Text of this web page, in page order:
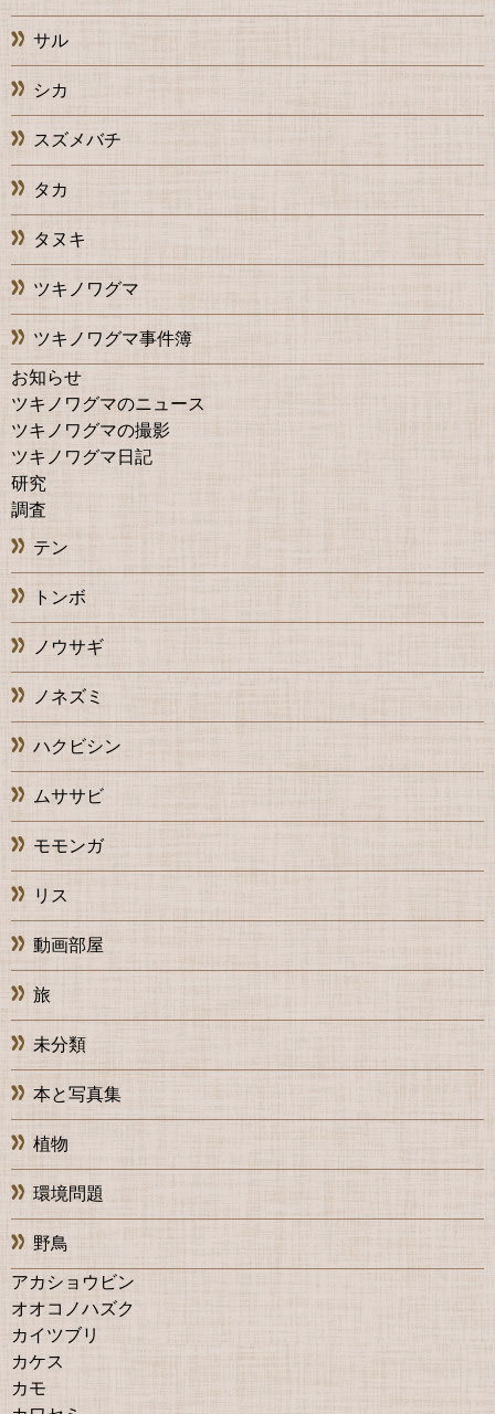
サル
シカ
スズメバチ
タカ
タヌキ
ツキノワグマ
ツキノワグマ事件簿
お知らせ
ツキノワグマのニュース
ツキノワグマの撮影
ツキノワグマ日記
研究
調査
テン
トンボ
ノウサギ
ノネズミ
ハクビシン
ムササビ
モモンガ
リス
動画部屋
旅
未分類
本と写真集
植物
環境問題
野鳥
アカショウビン
オオコノハズク
カイツブリ
カケス
カモ